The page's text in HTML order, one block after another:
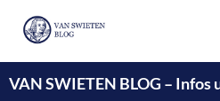
VAN SWIETEN BLOG – Infos